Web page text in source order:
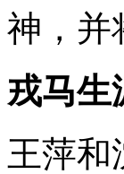
神，并
戎马生
王萍和